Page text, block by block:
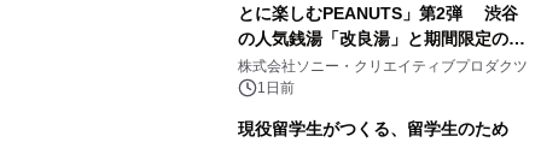
とに楽しむPEANUTS」第2弾 渋谷
の人気銭湯「改良湯」と期間限定のコ
ラボレーション サウナイキタイコラ
ボグッズも発売決定！
株式会社ソニー・クリエイティブプロダクツ
1日前
現役留学生がつくる、留学生のため